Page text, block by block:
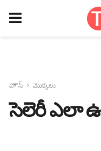
హౌస్ మొక్కలు
సెలెరీ ఎలా